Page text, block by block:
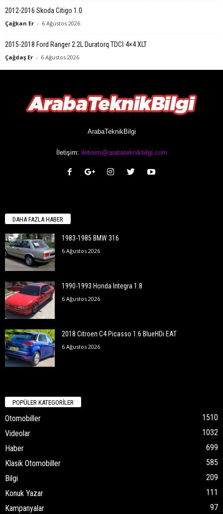
2012-2016 Skoda Citigo 1.0
Çağkan Er - 6 Ağustos 2026
2015-2018 Ford Ranger 2.2L Duratorq TDCİ 4×4 XLT
Çağdaş Er - 6 Ağustos 2026
ArabaTeknikBilgi
İletişim: iletisim@arabateknikbilgi.com
DAHA FAZLA HABER
1983-1985 BMW 316
6 Ağustos 2026
1990-1993 Honda Integra 1.8
6 Ağustos 2026
2018 Citroen C4 Picasso 1.6 BlueHDi EAT
6 Ağustos 2026
POPÜLER KATEGORİLER
Otomobiller
1510
Videolar
1032
Haber
699
Klasik Otomobiller
585
Bilgi
209
Konuk Yazar
111
Kampanyalar
97